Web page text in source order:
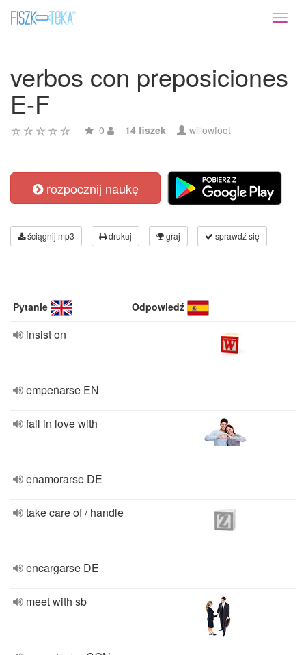
verbos con preposiciones
E-F
0 14 fiszek willowfoot
rozpocznij naukę
ściągnij mp3 drukuj graj sprawdź się
Pytanie Odpowiedź
insist on
empeñarse EN
fall in love with
enamorarse DE
take care of / handle
encargarse DE
meet with sb